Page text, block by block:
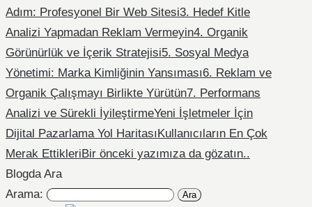
Adım: Profesyonel Bir Web Sitesi3. Hedef Kitle
Analizi Yapmadan Reklam Vermeyin4. Organik
Görünürlük ve İçerik Stratejisi5. Sosyal Medya
Yönetimi: Marka Kimliğinin Yansıması6. Reklam ve
Organik Çalışmayı Birlikte Yürütün7. Performans
Analizi ve Sürekli İyileştirmeYeni İşletmeler İçin
Dijital Pazarlama Yol Haritası Kullanıcıların En Çok
Merak Ettikleri Bir önceki yazımıza da gözatın..
Blogda Ara
Arama: